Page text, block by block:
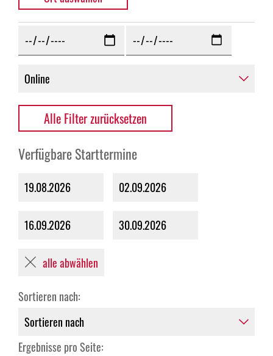
Alle Filter zurücksetzen
Verfügbare Starttermine
19.08.2026 02.09.2026
16.09.2026 30.09.2026
alle abwählen
Sortieren nach:
Ergebnisse pro Seite: